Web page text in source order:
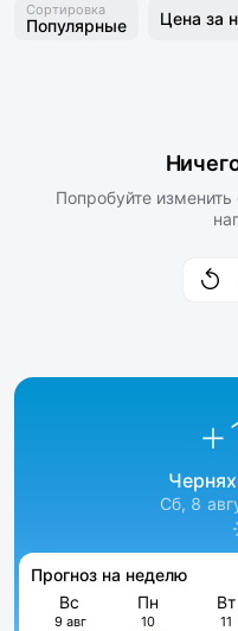
Сортировка
Популярные Цена за
Попробуйте
Сб, 8
Прогноз на неделю
Вс
9 авг
Пн
10
Вт
11